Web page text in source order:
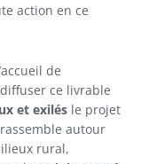
action en ce
de
ce livrable
et exilés le projet
autour
rural,